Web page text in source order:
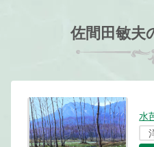
佐間田敏夫
水